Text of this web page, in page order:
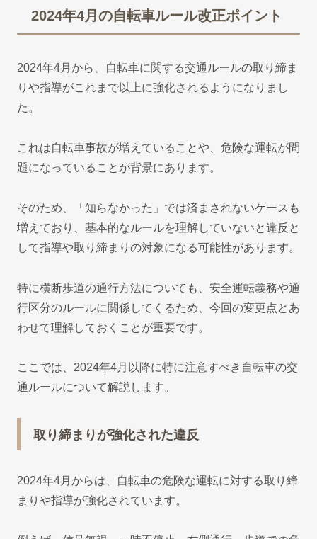
2024年4月の自転車ルール改正ポイント
2024年4月から、自転車に関する交通ルールの取り締ま
りや指導がこれまで以上に強化されるようになりまし
た。
これは自転車事故が増えていることや、危険な運転が問
題になっていることが背景にあります。
そのため、「知らなかった」では済まされないケースも
増えており、基本的なルールを理解していないと違反と
して指導や取り締まりの対象になる可能性があります。
特に横断歩道の通行方法についても、安全運転義務や通
行区分のルールに関係してくるため、今回の変更点とあ
わせて理解しておくことが重要です。
ここでは、2024年4月以降に特に注意すべき自転車の交
通ルールについて解説します。
取り締まりが強化された違反
2024年4月からは、自転車の危険な運転に対する取り締
まりや指導が強化されています。